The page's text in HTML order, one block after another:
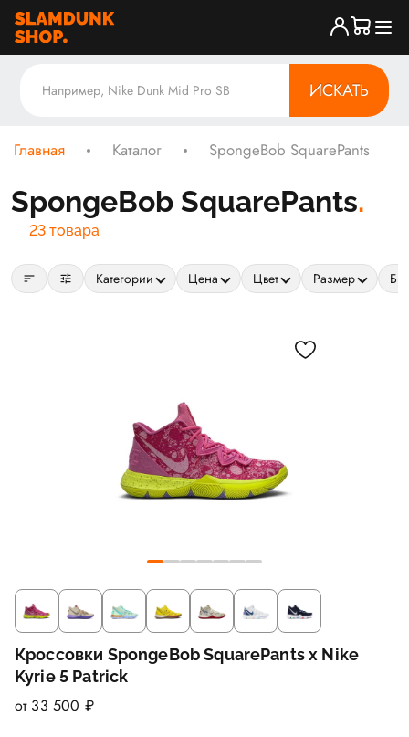
ИСКАТЬ
Главная Каталог SpongeBob SquarePants
SpongeBob SquarePants
23 товара
sort tune Категории Цена Цвет Размер
Кроссовки SpongeBob SquarePants x Nike
Kyrie 5 Patrick
от 33 500 ₽